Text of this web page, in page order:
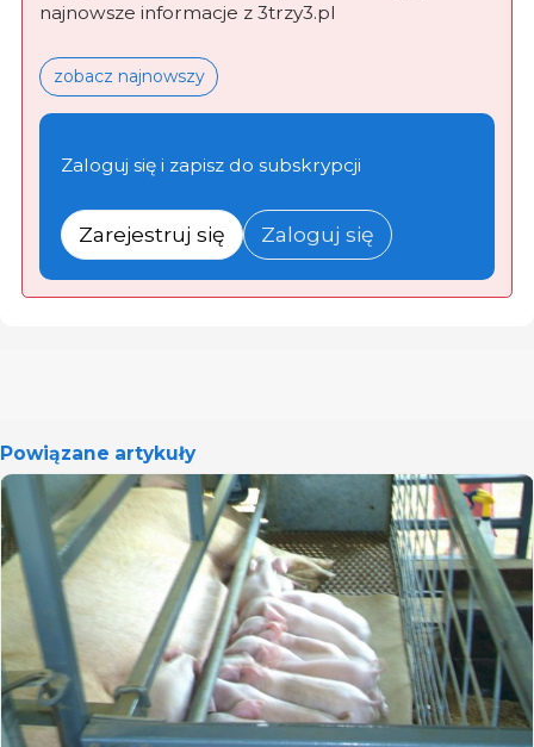
najnowsze informacje z 3trzy3.pl
zobacz najnowszy
Zaloguj się i zapisz do subskrypcji
Zarejestruj się Zaloguj się
Powiązane artykuły